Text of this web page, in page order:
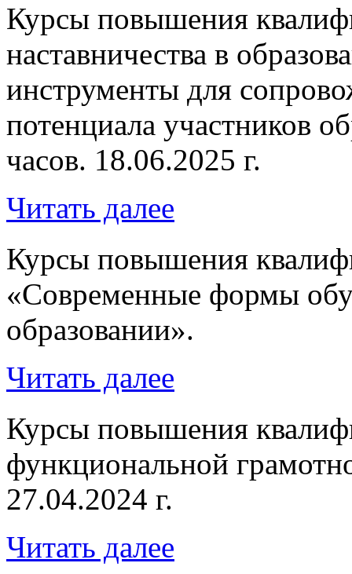
Курсы повышения
наставничества в
инструменты для
потенциала участников
часов. 18.06.2025 г.
Читать далее
Курсы повышения
«Современные формы
образовании».
Читать далее
Курсы повышения
функциональной
27.04.2024 г.
Читать далее